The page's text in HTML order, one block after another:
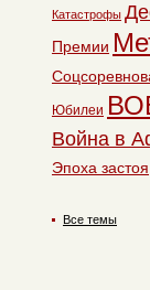
Катастрофы
Премии
Юбилеи
Война в
Эпоха застоя
Все темы